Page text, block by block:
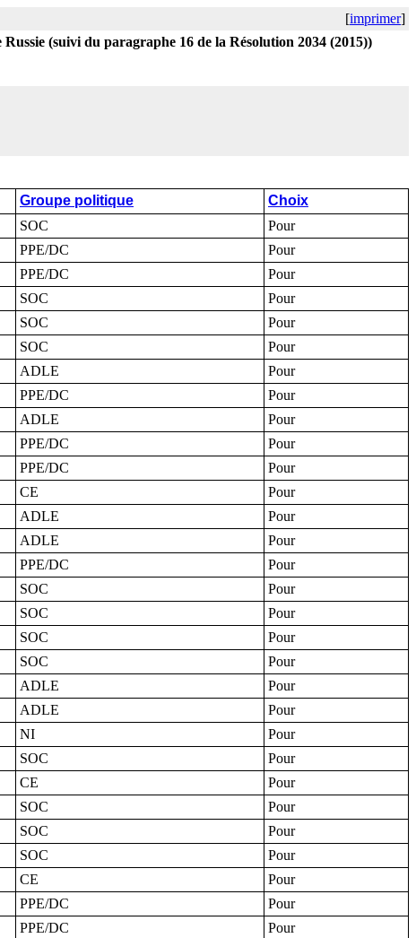
[imprimer]
(suivi du paragraphe 16 de la Résolution 2034 (2015))
Groupe politique
Choix
SOC
Pour
PPE/DC
Pour
PPE/DC
Pour
SOC
Pour
SOC
Pour
SOC
Pour
ADLE
Pour
PPE/DC
Pour
ADLE
Pour
PPE/DC
Pour
PPE/DC
Pour
CE
Pour
ADLE
Pour
ADLE
Pour
PPE/DC
Pour
SOC
Pour
SOC
Pour
SOC
Pour
SOC
Pour
ADLE
Pour
ADLE
Pour
NI
Pour
SOC
Pour
CE
Pour
SOC
Pour
SOC
Pour
SOC
Pour
CE
Pour
PPE/DC
Pour
PPE/DC
Pour